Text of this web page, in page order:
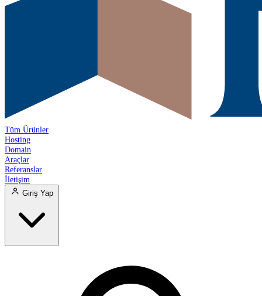
Tüm Ürünler
Hosting
Domain
Araçlar
Referanslar
İletişim
Giriş Yap